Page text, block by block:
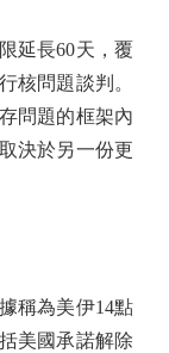
延長60天，覆
核問題談判。
問題的框架內
決於另一份更
稱為美伊14點
美國承諾解除